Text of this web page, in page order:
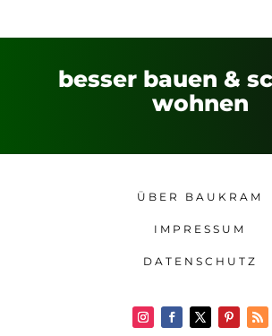
besser bauen &
wohnen
ÜBER BAUKRAM
IMPRESSUM
DATENSCHUTZ